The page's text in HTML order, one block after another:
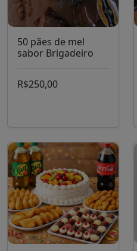
50 pães de mel
sabor Brigadeiro
R$250,00